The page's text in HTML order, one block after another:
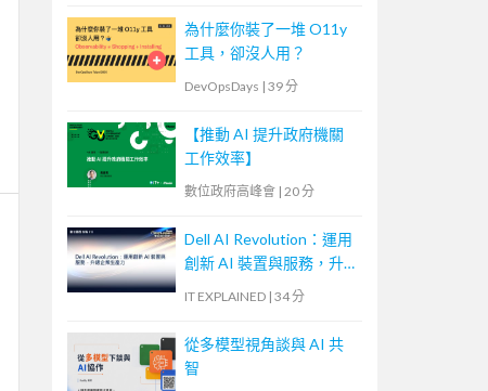
為什麼你裝了一堆 O11y
工具，卻沒人用？
DevOpsDays | 39 分
【推動 AI 提升政府機關
工作效率】
數位政府高峰會 | 20 分
Dell AI Revolution：運用
創新 AI 裝置與服務，升
IT EXPLAINED | 34 分
從多模型視角談與 AI 共
智